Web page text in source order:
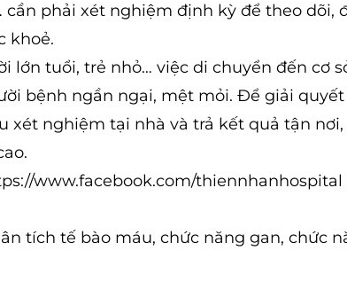
phải xét nghiệm định kỳ để theo dõi,
khoẻ.
lớn tuổi, trẻ nhỏ… việc di chuyển đến cơ
bệnh ngần ngại, mệt mỏi. Để giải
xét nghiệm tại nhà và trả kết quả tận
www.facebook.com/
tích tế bào máu, chức năng gan, chức